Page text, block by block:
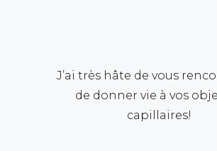
J’ai très hâte de vous
de donner vie à vos
capillaires!